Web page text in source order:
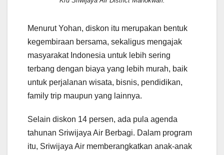
Menurut Yohan, diskon itu merupakan bentuk
kegembiraan bersama, sekaligus mengajak
masyarakat Indonesia untuk lebih sering
terbang dengan biaya yang lebih murah, baik
untuk perjalanan wisata, bisnis, pendidikan,
family trip maupun yang lainnya.
Selain diskon 14 persen, ada pula agenda
tahunan Sriwijaya Air Berbagi. Dalam program
itu, Sriwijaya Air memberangkatkan anak-anak